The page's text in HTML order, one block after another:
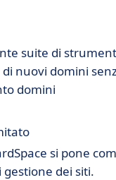
suite di
nuovi domini
domini
si pone
gestione dei siti.